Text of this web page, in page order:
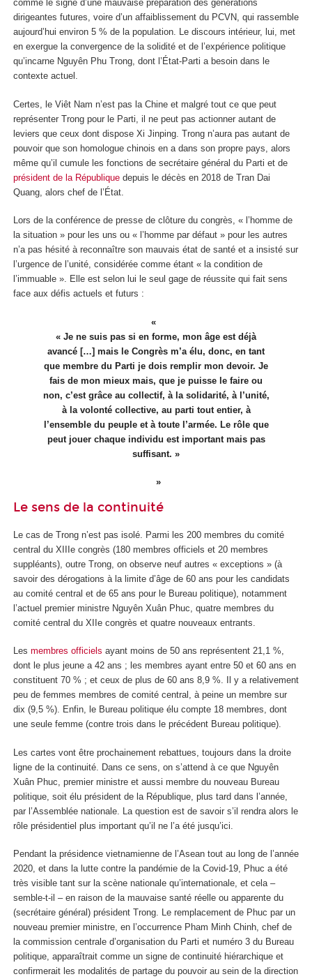
comme le signe d’une mauvaise préparation des générations
dirigeantes futures, voire d’un affaiblissement du PCVN, qui rassemble
aujourd’hui environ 5 % de la population. Le discours intérieur, lui, met
en exergue la convergence de la solidité et de l’expérience politique
qu’incarne Nguyên Phu Trong, dont l’État-Parti a besoin dans le
contexte actuel.
Certes, le Viêt Nam n’est pas la Chine et malgré tout ce que peut
représenter Trong pour le Parti, il ne peut pas actionner autant de
leviers que ceux dont dispose Xi Jinping. Trong n’aura pas autant de
pouvoir que son homologue chinois en a dans son propre pays, alors
même qu’il cumule les fonctions de secrétaire général du Parti et de
président de la République depuis le décès en 2018 de Tran Dai
Quang, alors chef de l’État.
Lors de la conférence de presse de clôture du congrès, « l’homme de
la situation » pour les uns ou « l’homme par défaut » pour les autres
n’a pas hésité à reconnaître son mauvais état de santé et a insisté sur
l’urgence de l’unité, considérée comme étant « la condition de
l’immuable ». Elle est selon lui le seul gage de réussite qui fait sens
face aux défis actuels et futurs :
« Je ne suis pas si en forme, mon âge est déjà
avancé […] mais le Congrès m’a élu, donc, en tant
que membre du Parti je dois remplir mon devoir. Je
fais de mon mieux mais, que je puisse le faire ou
non, c’est grâce au collectif, à la solidarité, à l’unité,
à la volonté collective, au parti tout entier, à
l’ensemble du peuple et à toute l’armée. Le rôle que
peut jouer chaque individu est important mais pas
suffisant. »
Le sens de la continuité
Le cas de Trong n’est pas isolé. Parmi les 200 membres du comité
central du XIIIe congrès (180 membres officiels et 20 membres
suppléants), outre Trong, on observe neuf autres « exceptions » (à
savoir des dérogations à la limite d’âge de 60 ans pour les candidats
au comité central et de 65 ans pour le Bureau politique), notamment
l’actuel premier ministre Nguyên Xuân Phuc, quatre membres du
comité central du XIIe congrès et quatre nouveaux entrants.
Les membres officiels ayant moins de 50 ans représentent 21,1 %,
dont le plus jeune a 42 ans ; les membres ayant entre 50 et 60 ans en
constituent 70 % ; et ceux de plus de 60 ans 8,9 %. Il y a relativement
peu de femmes membres de comité central, à peine un membre sur
dix (9,5 %). Enfin, le Bureau politique élu compte 18 membres, dont
une seule femme (contre trois dans le précédent Bureau politique).
Les cartes vont être prochainement rebattues, toujours dans la droite
ligne de la continuité. Dans ce sens, on s’attend à ce que Nguyên
Xuân Phuc, premier ministre et aussi membre du nouveau Bureau
politique, soit élu président de la République, plus tard dans l’année,
par l’Assemblée nationale. La question est de savoir s’il rendra alors le
rôle présidentiel plus important qu’il ne l’a été jusqu’ici.
Pendant la présidence vietnamienne de l’Asean tout au long de l’année
2020, et dans la lutte contre la pandémie de la Covid-19, Phuc a été
très visible tant sur la scène nationale qu’internationale, et cela –
semble-t-il – en raison de la mauvaise santé réelle ou apparente du
(secrétaire général) président Trong. Le remplacement de Phuc par un
nouveau premier ministre, en l’occurrence Pham Minh Chinh, chef de
la commission centrale d’organisation du Parti et numéro 3 du Bureau
politique, apparaîtrait comme un signe de continuité hiérarchique et
confirmerait les modalités de partage du pouvoir au sein de la direction